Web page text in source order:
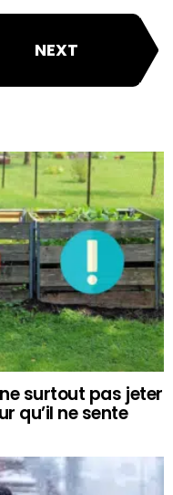
NEXT
surtout pas jeter
qu’il ne sente